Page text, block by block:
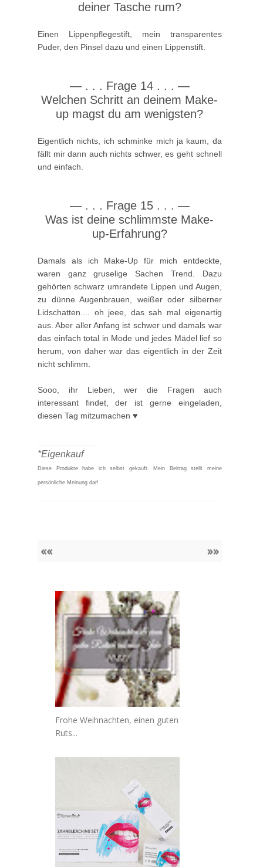
deiner Tasche rum?
Einen Lippenpflegestift, mein transparentes
Puder, den Pinsel dazu und einen Lippenstift.
—. . . Frage 14 . . . —
Welchen Schritt an deinem Make-
up magst du am wenigsten?
Eigentlich nichts, ich schminke mich ja kaum, da
fällt mir dann auch nichts schwer, es geht schnell
und einfach.
—. . . Frage 15 . . . —
Was ist deine schlimmste Make-
up-Erfahrung?
Damals als ich Make-Up für mich entdeckte,
waren ganz gruselige Sachen Trend. Dazu
gehörten schwarz umrandete Lippen und Augen,
zu dünne Augenbrauen, weißer oder silberner
Lidschatten.... oh jeee, das sah mal eigenartig
aus. Aber aller Anfang ist schwer und damals war
das einfach total in Mode und jedes Mädel lief so
herum, von daher war das eigentlich in der Zeit
nicht schlimm.
Sooo, ihr Lieben, wer die Fragen auch
interessant findet, der ist gerne eingeladen,
diesen Tag mitzumachen ♥
*Eigenkauf
Diese Produkte habe ich selbst gekauft. Mein Beitrag stellt meine
persönliche Meinung dar!
«« »»
Frohe Weihnachten, einen guten
Ruts...